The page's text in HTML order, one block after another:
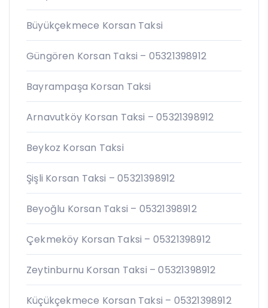
Büyükçekmece Korsan Taksi
Güngören Korsan Taksi – 05321398912
Bayrampaşa Korsan Taksi
Arnavutköy Korsan Taksi – 05321398912
Beykoz Korsan Taksi
Şişli Korsan Taksi – 05321398912
Beyoğlu Korsan Taksi – 05321398912
Çekmeköy Korsan Taksi – 05321398912
Zeytinburnu Korsan Taksi – 05321398912
Küçükçekmece Korsan Taksi – 05321398912